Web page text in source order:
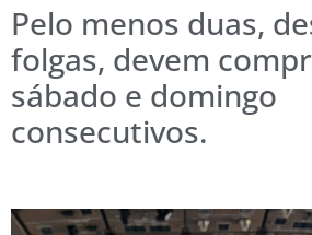
Pelo menos duas,
folgas, devem
sábado e domingo
consecutivos.